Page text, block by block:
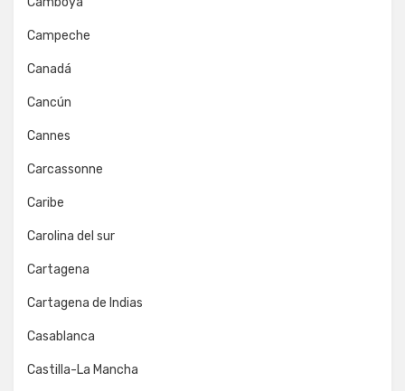
Campeche
Canadá
Cancún
Cannes
Carcassonne
Caribe
Carolina del sur
Cartagena
Cartagena de Indias
Casablanca
Castilla-La Mancha